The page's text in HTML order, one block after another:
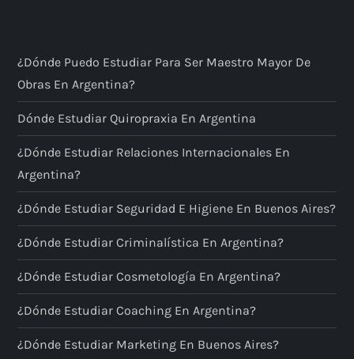
¿Dónde Puedo Estudiar Para Ser Maestro Mayor De
Obras En Argentina?
Dónde Estudiar Quiropraxia En Argentina
¿Dónde Estudiar Relaciones Internacionales En
Argentina?
¿Dónde Estudiar Seguridad E Higiene En Buenos Aires?
¿Dónde Estudiar Criminalística En Argentina?
¿Dónde Estudiar Cosmetología En Argentina?
¿Dónde Estudiar Coaching En Argentina?
¿Dónde Estudiar Marketing En Buenos Aires?